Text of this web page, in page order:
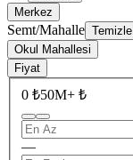
Merkez
Semt/Mahalle Temizle
Okul Mahallesi
Fiyat
0 ₺50M+ ₺
—